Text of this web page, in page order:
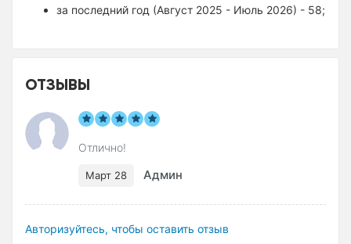
за последний год (Август 2025 - Июль 2026) - 58;
ОТЗЫВЫ
Отлично!
Март 28 Админ
Авторизуйтесь, чтобы оставить отзыв